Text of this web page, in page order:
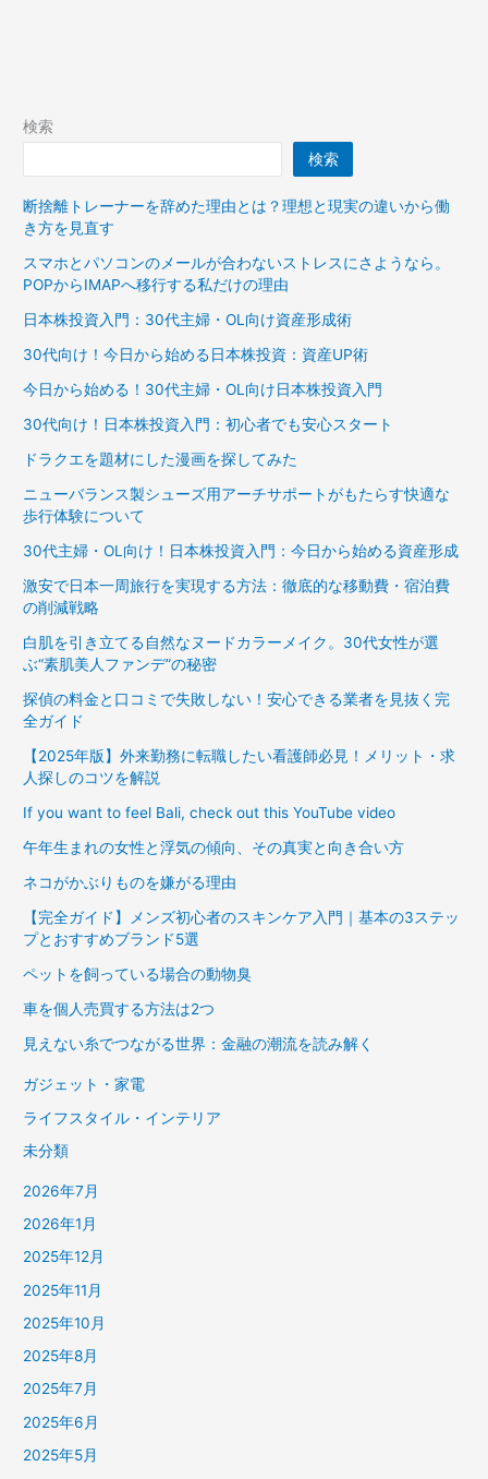
に
与
影
響
と
そ
の
後
に
る
病
検索
検索
断捨離トレーナーを辞めた理由とは？理想と現実の違いから働
き方を見直す
スマホとパソコンのメールが合わないストレスにさようなら。
POPからIMAPへ移行する私だけの理由
日本株投資入門：30代主婦・OL向け資産形成術
30代向け！今日から始める日本株投資：資産UP術
今日から始める！30代主婦・OL向け日本株投資入門
30代向け！日本株投資入門：初心者でも安心スタート
ドラクエを題材にした漫画を探してみた
ニューバランス製シューズ用アーチサポートがもたらす快適な
歩行体験について
30代主婦・OL向け！日本株投資入門：今日から始める資産形成
激安で日本一周旅行を実現する方法：徹底的な移動費・宿泊費
の削減戦略
白肌を引き立てる自然なヌードカラーメイク。30代女性が選
ぶ“素肌美人ファンデ”の秘密
探偵の料金と口コミで失敗しない！安心できる業者を見抜く完
全ガイド
【2025年版】外来勤務に転職したい看護師必見！メリット・求
人探しのコツを解説
If you want to feel Bali, check out this YouTube video
午年生まれの女性と浮気の傾向、その真実と向き合い方
ネコがかぶりものを嫌がる理由
【完全ガイド】メンズ初心者のスキンケア入門｜基本の3ステッ
プとおすすめブランド5選
ペットを飼っている場合の動物臭
車を個人売買する方法は2つ
見えない糸でつながる世界：金融の潮流を読み解く
ガジェット・家電
ライフスタイル・インテリア
未分類
2026年7月
2026年1月
2025年12月
2025年11月
2025年10月
2025年8月
2025年7月
2025年6月
2025年5月